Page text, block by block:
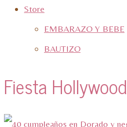
Store
EMBARAZO Y BEBE
BAUTIZO
Fiesta Hollywood